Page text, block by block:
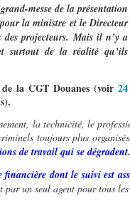
messe de la présentation
la ministre et le Directeur
projecteurs. Mais il n’y a
surtout de la réalité qu’ils
la CGT Douanes (voir 24
la technicité, le
toujours plus
de travail qui se dégradent.
financière dont le suivi est
un seul agent pour tous